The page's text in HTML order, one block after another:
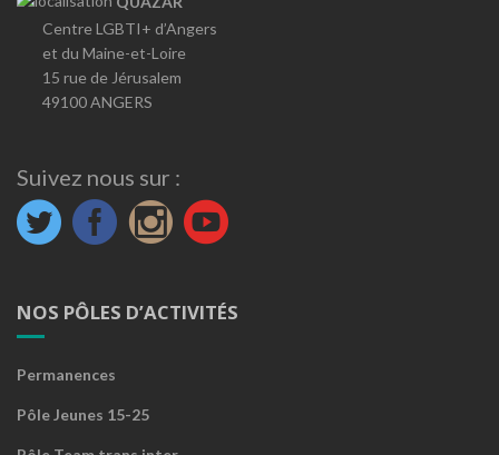
Centre LGBTI+ d’Angers
et du Maine-et-Loire
15 rue de Jérusalem
49100 ANGERS
Suivez nous sur :
NOS PÔLES D’ACTIVITÉS
Permanences
Pôle Jeunes 15-25